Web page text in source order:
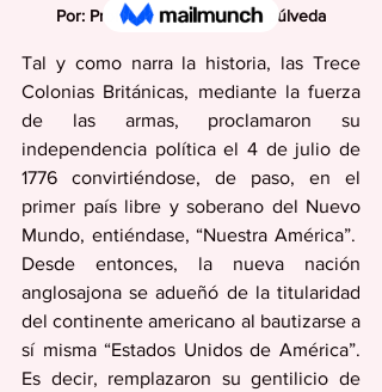
Por: Prof. Luis Dómenech Sepúlveda
Tal y como narra la historia, las Trece
Colonias Británicas, mediante la fuerza
de las armas, proclamaron su
independencia política el 4 de julio de
1776 convirtiéndose, de paso, en el
primer país libre y soberano del Nuevo
Mundo, entiéndase, “Nuestra América”.
Desde entonces, la nueva nación
anglosajona se adueñó de la titularidad
del continente americano al bautizarse a
sí misma “Estados Unidos de América”.
Es decir, remplazaron su gentilicio de